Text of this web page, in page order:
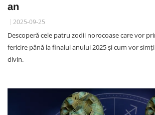
an
2025-09-25
Descoperă cele patru zodii norocoase care vor
fericire până la finalul anului 2025 și cum vor
divin.